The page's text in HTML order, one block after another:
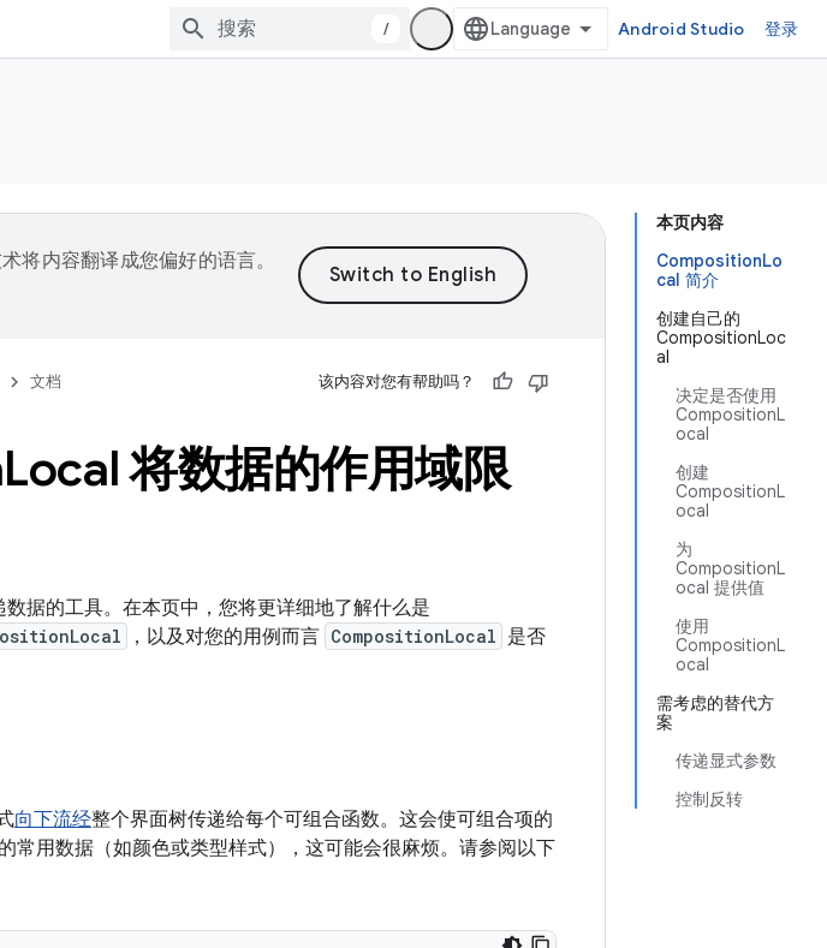
/ Android Studio 登录
本页内容
CompositionLo
cal 简介
创建自己的
CompositionLoc
al
决定是否使用
CompositionL
ocal
创建
CompositionL
ocal
为
CompositionL
ocal 提供值
使用
CompositionL
ocal
需考虑的替代方
案
传递显式参数
控制反转
将内容翻译成您偏好的语言。
文档 该内容对您有帮助吗？
Local 将数据的作用域限
据的工具。在本页中，您将更详细地了解什么是
，以及对您的用例而言 CompositionLocal 是否
向下流经整个界面树传递给每个可组合函数。这会使可组合项的
常用数据（如颜色或类型样式），这可能会很麻烦。请参阅以下